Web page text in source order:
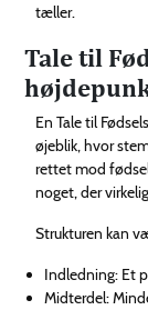
tæller.
Tale til
En Tale til
øjeblik, hvor
rettet mod
noget, der
Strukturen kan
Indledning: Et
Midterdel: